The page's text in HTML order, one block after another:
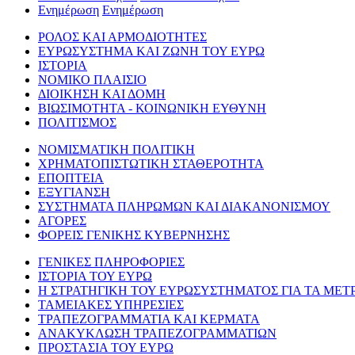
Ενημέρωση Ενημέρωση
ΡΟΛΟΣ ΚΑΙ ΑΡΜΟΔΙΟΤΗΤΕΣ
ΕΥΡΩΣΥΣΤΗΜΑ ΚΑΙ ΖΩΝΗ ΤΟΥ ΕΥΡΩ
ΙΣΤΟΡΙΑ
ΝΟΜΙΚΟ ΠΛΑΙΣΙΟ
ΔΙΟΙΚΗΣΗ ΚΑΙ ΔΟΜΗ
ΒΙΩΣΙΜΟΤΗΤΑ - ΚΟΙΝΩΝΙΚΗ ΕΥΘΥΝΗ
ΠΟΛΙΤΙΣΜΟΣ
ΝΟΜΙΣΜΑΤΙΚΗ ΠΟΛΙΤΙΚΗ
ΧΡΗΜΑΤΟΠΙΣΤΩΤΙΚΗ ΣΤΑΘΕΡΟΤΗΤΑ
ΕΠΟΠΤΕΙΑ
ΕΞΥΓΙΑΝΣΗ
ΣΥΣΤΗΜΑΤΑ ΠΛΗΡΩΜΩΝ ΚΑΙ ΔΙΑΚΑΝΟΝΙΣΜΟΥ
ΑΓΟΡΕΣ
ΦΟΡΕΙΣ ΓΕΝΙΚΗΣ ΚΥΒΕΡΝΗΣΗΣ
ΓΕΝΙΚΕΣ ΠΛΗΡΟΦΟΡΙΕΣ
ΙΣΤΟΡΙΑ ΤΟΥ ΕΥΡΩ
Η ΣΤΡΑΤΗΓΙΚΗ ΤΟΥ ΕΥΡΩΣΥΣΤΗΜΑΤΟΣ ΓΙΑ ΤΑ
ΤΑΜΕΙΑΚΕΣ ΥΠΗΡΕΣΙΕΣ
ΤΡΑΠΕΖΟΓΡΑΜΜΑΤΙΑ ΚΑΙ ΚΕΡΜΑΤΑ
ΑΝΑΚΥΚΛΩΣΗ ΤΡΑΠΕΖΟΓΡΑΜΜΑΤΙΩΝ
ΠΡΟΣΤΑΣΙΑ ΤΟΥ ΕΥΡΩ